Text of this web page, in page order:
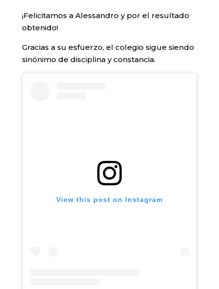
¡Felicitamos a Alessandro y por el resultado
obtenido!
Gracias a su esfuerzo, el colegio sigue siendo
sinónimo de disciplina y constancia.
View this post on Instagram